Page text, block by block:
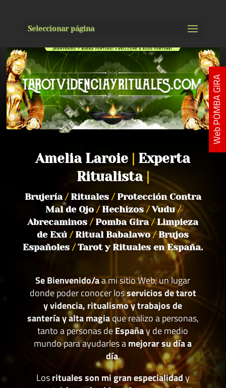
Seleccionar página
Amelia Laroie
Experta
Ritualista
Brujería /Rituales /Protección Contra
Mal de Ojo /Hechizos/Vudu/
Abrecaminos/Pomba Gira/Limpieza
de Exú/Ritual Babalawo/Brujos
Españoles/Tarot y Rituales en España.
Se Bienvenido/aa mi sitio Web; un lugar
donde poder conocer losservicios de tarot
y videncia, ritualismo y trabajos de
santería y alta magiaque realizo a personas,
tanto a personas deEspañay de medio
mundo para ayudarles amejorar su día a
día.
Losrituales son mi gran especialidady
Web POMBA GIRA